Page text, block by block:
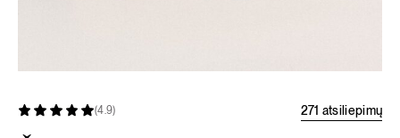
(4.9) 271 atsiliepimų